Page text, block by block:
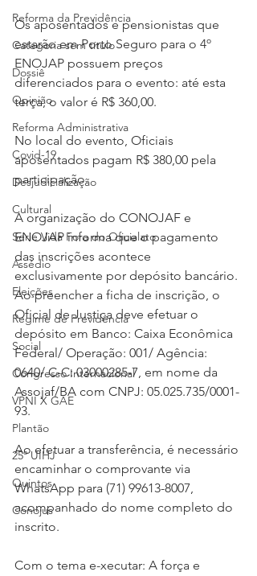
Reforma da Previdência
Categoria sem título
Dossiê
Opinião
Reforma Administrativa
Covid-19
Desjudicialização
Cultural
Serie Vida Fora do Oficialato
Assédio
Eleições
Regime de Previdência
Social
Congresso Internacional
VPNI X GAE
Plantão
25º UIHJ
Quintos
Conojus
Os aposentados e pensionistas que
estarão em Porto Seguro para o 4º
ENOJAP possuem preços
diferenciados para o evento: até esta
terça, o valor é R$ 360,00.
No local do evento, Oficiais
aposentados pagam R$ 380,00 pela
participação.
A organização do CONOJAF e
ENOJAP informa que o pagamento
das inscrições acontece
exclusivamente por depósito bancário.
Ao preencher a ficha de inscrição, o
Oficial de Justiça deve efetuar o
depósito em Banco: Caixa Econômica
Federal/ Operação: 001/ Agência:
0640/ C-C: 03000285-7, em nome da
Assojaf/BA com CNPJ: 05.025.735/0001-
93.
Ao efetuar a transferência, é necessário
encaminhar o comprovante via
WhatsApp para (71) 99613-8007,
acompanhado do nome completo do
inscrito.
Com o tema e-xecutar: A força e